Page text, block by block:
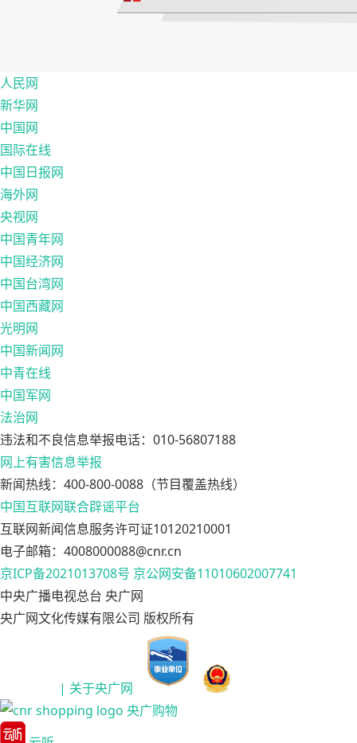
人民网
新华网
中国网
国际在线
中国日报网
海外网
央视网
中国青年网
中国经济网
中国台湾网
中国西藏网
光明网
中国新闻网
中青在线
中国军网
法治网
违法和不良信息举报电话：010-56807188
网上有害信息举报
新闻热线：400-800-0088（节目覆盖热线）
中国互联网联合辟谣平台
互联网新闻信息服务许可证10120210001
电子邮箱：4008000088@cnr.cn
京ICP备2021013708号 京公网安备11010602007741
中央广播电视总台 央广网
央广网文化传媒有限公司 版权所有
| 关于央广网
央广购物